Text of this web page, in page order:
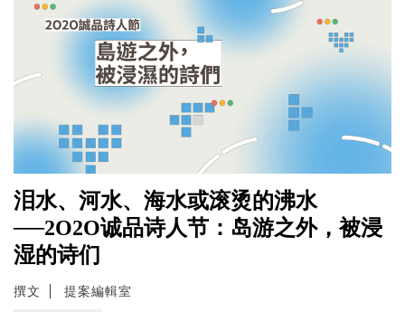
泪水、河水、海水或滚烫的沸水
──2O2O诚品诗人节：岛游之外，被浸
湿的诗们
撰文 提案編輯室